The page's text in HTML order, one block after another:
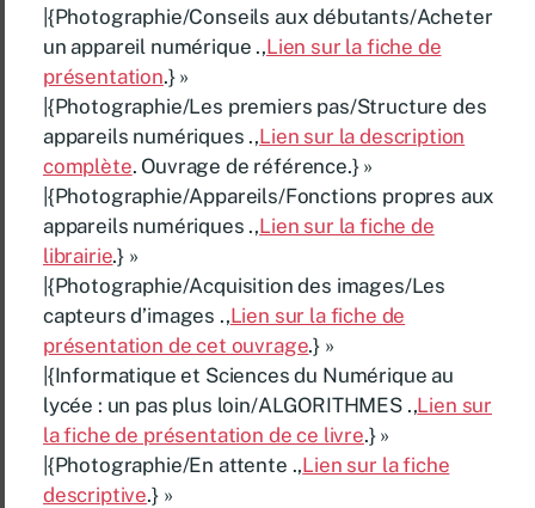
|{Photographie/Conseils aux débutants/Acheter
un appareil numérique .,Lien sur la fiche de
présentation.} »
|{Photographie/Les premiers pas/Structure des
appareils numériques .,Lien sur la description
complète. Ouvrage de référence.} »
|{Photographie/Appareils/Fonctions propres aux
appareils numériques .,Lien sur la fiche de
librairie.} »
|{Photographie/Acquisition des images/Les
capteurs d’images .,Lien sur la fiche de
présentation de cet ouvrage.} »
|{Informatique et Sciences du Numérique au
lycée : un pas plus loin/ALGORITHMES .,Lien sur
la fiche de présentation de ce livre.} »
|{Photographie/En attente .,Lien sur la fiche
descriptive.} »